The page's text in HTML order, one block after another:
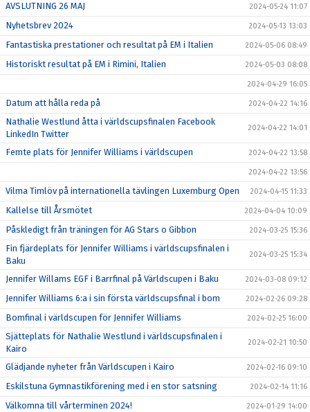
AVSLUTNING 26 MAJ 2024-05-24 11:07
Nyhetsbrev 2024 2024-05-13 13:03
Fantastiska prestationer och resultat på EM i Italien 2024-05-06 08:49
Historiskt resultat på EM i Rimini, Italien 2024-05-03 08:08
2024-04-29 16:05
Datum att hålla reda på 2024-04-22 14:16
Nathalie Westlund åtta i världscupsfinalen Facebook
LinkedIn Twitter
2024-04-22 14:01
Femte plats för Jennifer Williams i världscupen 2024-04-22 13:58
2024-04-22 13:56
Vilma Timlöv på internationella tävlingen Luxemburg Open 2024-04-15 11:33
Kallelse till Årsmötet 2024-04-04 10:09
Påskledigt från träningen för AG Stars o Gibbon 2024-03-25 15:36
Fin fjärdeplats för Jennifer Williams i världscupsfinalen i
Baku
2024-03-25 15:34
Jennifer Willams EGF i Barrfinal på Världscupen i Baku 2024-03-08 09:12
Jennifer Williams 6:a i sin första världscupsfinal i bom 2024-02-26 09:28
Bomfinal i världscupen för Jennifer Williams 2024-02-25 16:00
Sjätteplats för Nathalie Westlund i världscupsfinalen i
Kairo
2024-02-21 10:50
Glädjande nyheter från Världscupen i Kairo 2024-02-16 09:10
Eskilstuna Gymnastikförening med i en stor satsning 2024-02-14 11:16
Välkomna till vårterminen 2024! 2024-01-29 14:00